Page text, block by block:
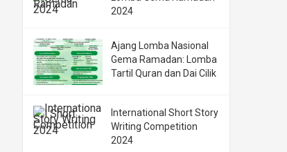
2024
Ajang Lomba Nasional
Gema Ramadan: Lomba
Tartil Quran dan Dai Cilik
International Short Story
Writing Competition
2024